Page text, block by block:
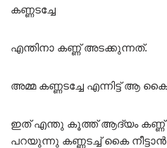
കണ്ണടച്ചേ
എന്തിനാ കണ്ണ് അടക്കുന്നത്.
അമ്മ കണ്ണടച്ചേ എന്നിട്ട് ആ കൈ
ഇത് എന്തു കൂത്ത് ആദ്യം കണ്ണ്
പറയുന്നു കണ്ണടച്ച് കൈ നീട്ടാൻ